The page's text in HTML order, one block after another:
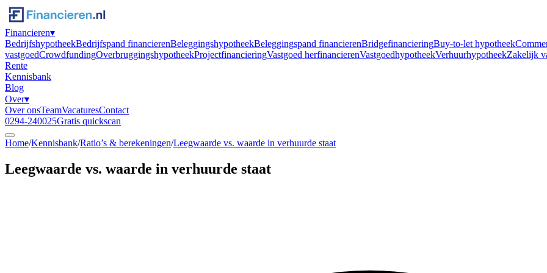
Financieren▾
BedrijfshypotheekBedrijfspand financierenBeleggingshypotheekBeleggingspand financierenBridgefinancieringBuy-to-let hypotheek
vastgoedCrowdfundingOverbruggingshypotheekProjectfinancieringVastgoed herfinancierenVastgoedhypotheekVerhuurhypotheekZakelijk
Rente
Kennisbank
Blog
Over▾
Over onsTeamVacaturesContact
0294-240025Gratis quickscan
Home/Kennisbank/Ratio’s & berekeningen/Leegwaarde vs. waarde in verhuurde staat
Leegwaarde vs. waarde in verhuurde staat